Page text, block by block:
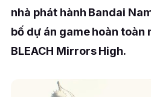
nhà phát hành Bandai
bố dự án game hoàn toàn
BLEACH Mirrors High.